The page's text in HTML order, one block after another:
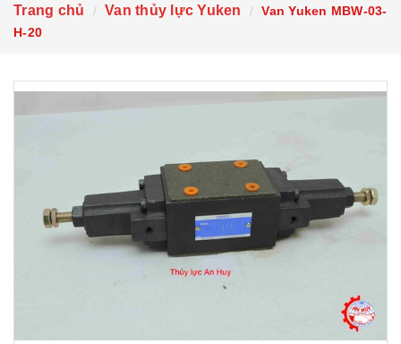
Trang chủ Van thủy lực Yuken
Van Yuken MBW-03-
H-20